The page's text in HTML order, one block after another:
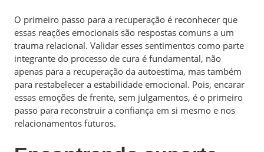
O primeiro passo para a recuperação é reconhecer que
essas reações emocionais são respostas comuns a um
trauma relacional. Validar esses sentimentos como parte
integrante do processo de cura é fundamental, não
apenas para a recuperação da autoestima, mas também
para restabelecer a estabilidade emocional. Pois, encarar
essas emoções de frente, sem julgamentos, é o primeiro
passo para reconstruir a confiança em si mesmo e nos
relacionamentos futuros.